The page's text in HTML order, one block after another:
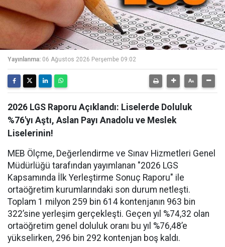
Yayınlanma: 06 Ağustos 2026 Perşembe 09:02
2026 LGS Raporu Açıklandı: Liselerde Doluluk
%76'yı Aştı, Aslan Payı Anadolu ve Meslek
Liselerinin!
MEB Ölçme, Değerlendirme ve Sınav Hizmetleri Genel
Müdürlüğü tarafından yayımlanan "2026 LGS
Kapsamında İlk Yerleştirme Sonuç Raporu" ile
ortaöğretim kurumlarındaki son durum netleşti.
Toplam 1 milyon 259 bin 614 kontenjanın 963 bin
322’sine yerleşim gerçekleşti. Geçen yıl %74,32 olan
ortaöğretim genel doluluk oranı bu yıl %76,48’e
yükselirken, 296 bin 292 kontenjan boş kaldı.